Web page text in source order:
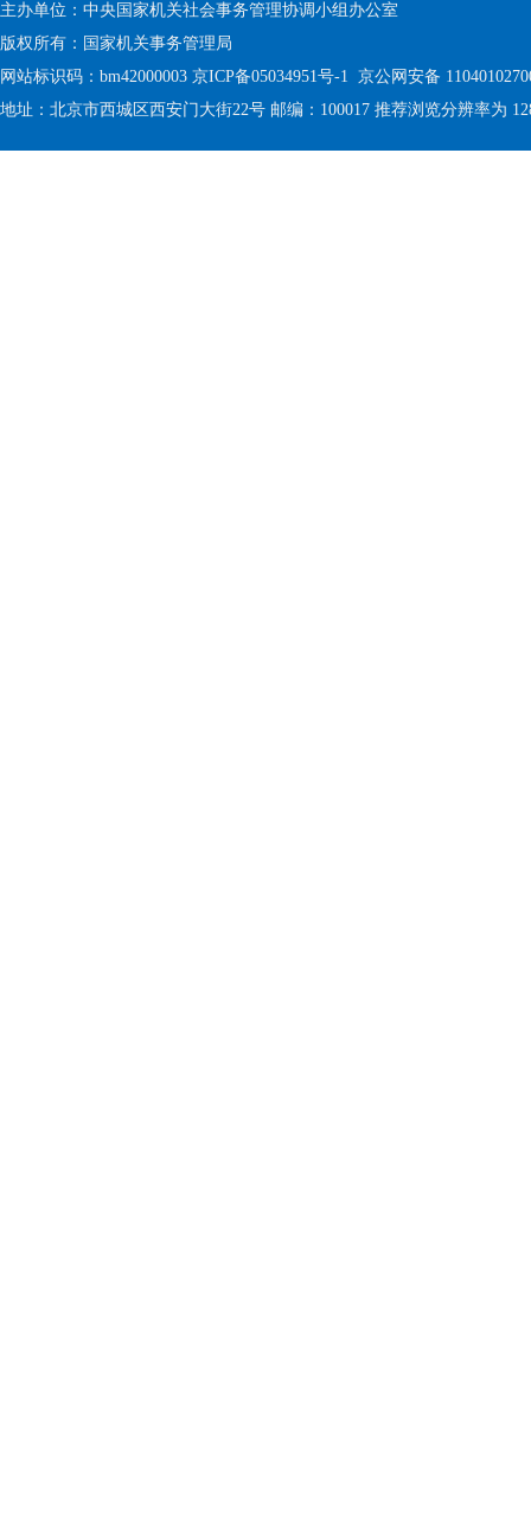
主办单位：中央国家机关社会事务管理协调小组办公室
版权所有：国家机关事务管理局
网站标识码：bm42000003 京ICP备05034951号-1 京公网安备
地址：北京市西城区西安门大街22号 邮编：100017 推荐浏览分辨率为